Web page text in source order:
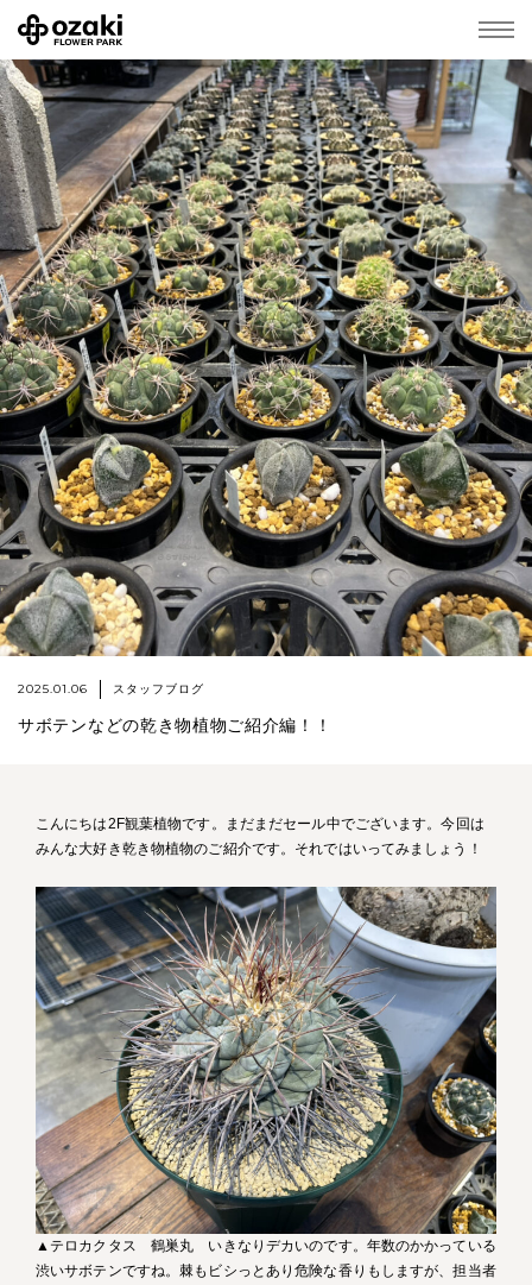
2025.01.06 スタッフブログ
サボテンなどの乾き物植物ご紹介編！！
こんにちは2F観葉植物です。まだまだセール中でございます。今回は
みんな大好き乾き物植物のご紹介です。それではいってみましょう！
▲テロカクタス 鶴巣丸 いきなりデカいのです。年数のかかっている
渋いサボテンですね。棘もビシっとあり危険な香りもしますが、担当者